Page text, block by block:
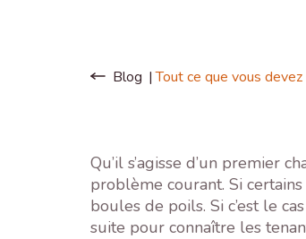
Blog Tout ce que vous
Qu’il s’agisse d’un premier
problème courant. Si
boules de poils. Si c’est le
suite pour connaître les